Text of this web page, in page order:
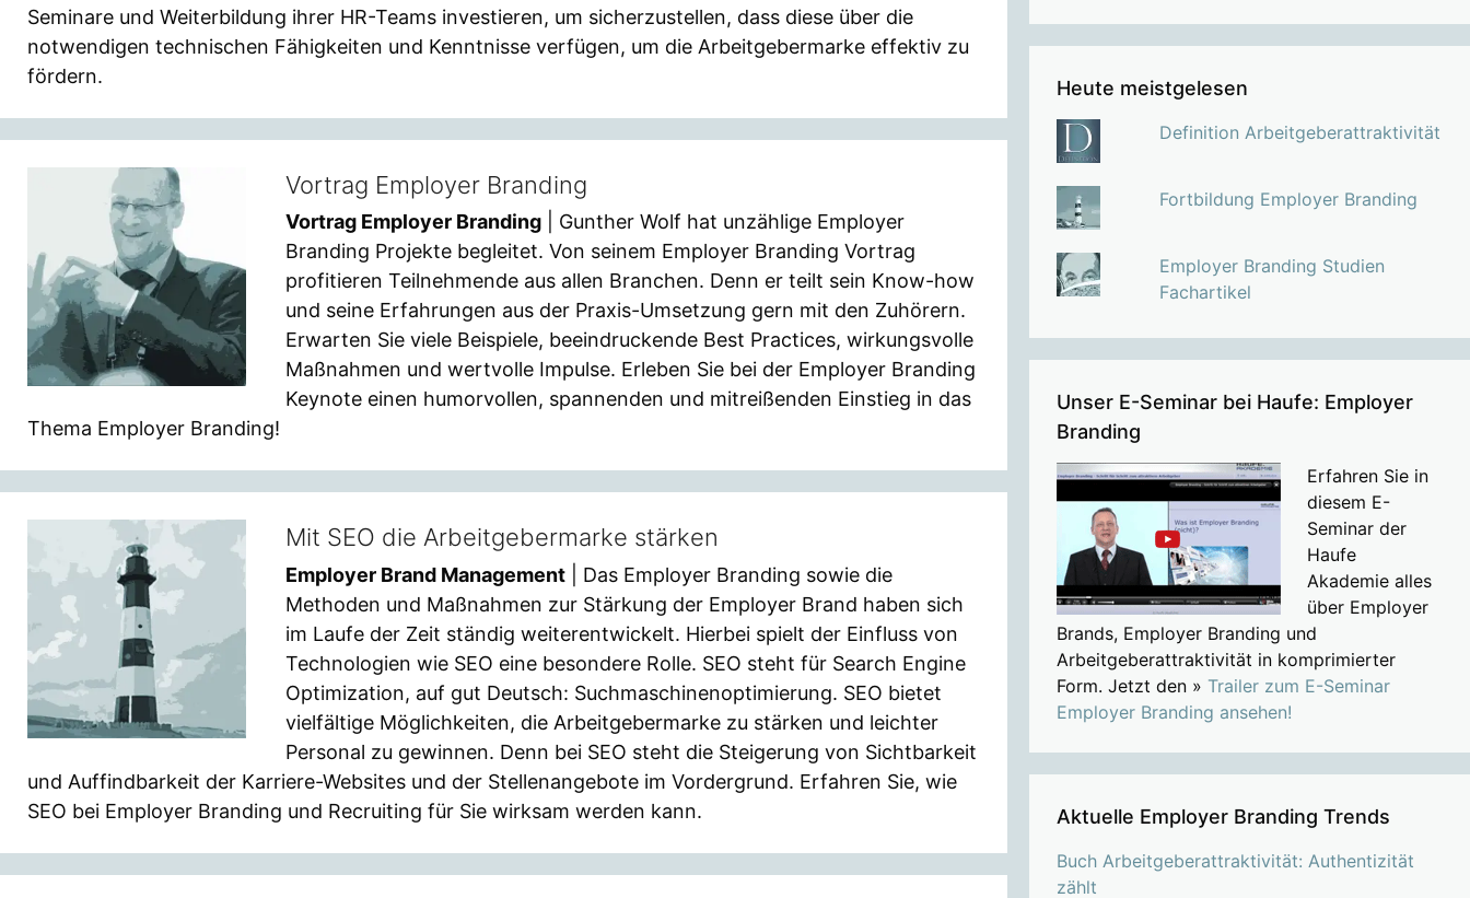
Seminare und Weiterbildung ihrer HR-Teams investieren, um sicherzustellen, dass diese über die
notwendigen technischen Fähigkeiten und Kenntnisse verfügen, um die Arbeitgebermarke effektiv zu
fördern.
Vortrag Employer Branding
Vortrag Employer Branding | Gunther Wolf hat unzählige Employer
Branding Projekte begleitet. Von seinem Employer Branding Vortrag
profitieren Teilnehmende aus allen Branchen. Denn er teilt sein Know-how
und seine Erfahrungen aus der Praxis-Umsetzung gern mit den Zuhörern.
Erwarten Sie viele Beispiele, beeindruckende Best Practices, wirkungsvolle
Maßnahmen und wertvolle Impulse. Erleben Sie bei der Employer Branding
Keynote einen humorvollen, spannenden und mitreißenden Einstieg in das
Thema Employer Branding!
Mit SEO die Arbeitgebermarke stärken
Employer Brand Management | Das Employer Branding sowie die
Methoden und Maßnahmen zur Stärkung der Employer Brand haben sich
im Laufe der Zeit ständig weiterentwickelt. Hierbei spielt der Einfluss von
Technologien wie SEO eine besondere Rolle. SEO steht für Search Engine
Optimization, auf gut Deutsch: Suchmaschinenoptimierung. SEO bietet
vielfältige Möglichkeiten, die Arbeitgebermarke zu stärken und leichter
Personal zu gewinnen. Denn bei SEO steht die Steigerung von Sichtbarkeit
und Auffindbarkeit der Karriere-Websites und der Stellenangebote im Vordergrund. Erfahren Sie, wie
SEO bei Employer Branding und Recruiting für Sie wirksam werden kann.
Heute meistgelesen
Definition Arbeitgeberattraktivität
Fortbildung Employer Branding
Employer Branding Studien
Fachartikel
Unser E-Seminar bei Haufe: Employer
Branding
Erfahren Sie in
diesem E-
Seminar der
Haufe
Akademie alles
über Employer
Brands, Employer Branding und
Arbeitgeberattraktivität in komprimierter
Form. Jetzt den » Trailer zum E-Seminar
Employer Branding ansehen!
Aktuelle Employer Branding Trends
Buch Arbeitgeberattraktivität: Authentizität
zählt